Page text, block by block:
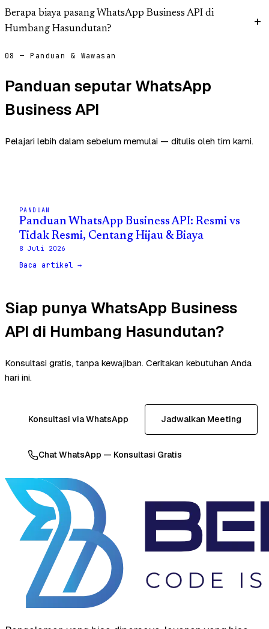
Berapa biaya pasang WhatsApp Business API di
Humbang Hasundutan?
08 — Panduan & Wawasan
Panduan seputar WhatsApp
Business API
Pelajari lebih dalam sebelum memulai — ditulis oleh tim kami.
PANDUAN
Panduan WhatsApp Business API: Resmi vs
Tidak Resmi, Centang Hijau & Biaya
8 Juli 2026
Baca artikel →
Siap punya WhatsApp Business
API di Humbang Hasundutan?
Konsultasi gratis, tanpa kewajiban. Ceritakan kebutuhan Anda
hari ini.
Konsultasi via WhatsApp Jadwalkan Meeting
Chat WhatsApp — Konsultasi Gratis